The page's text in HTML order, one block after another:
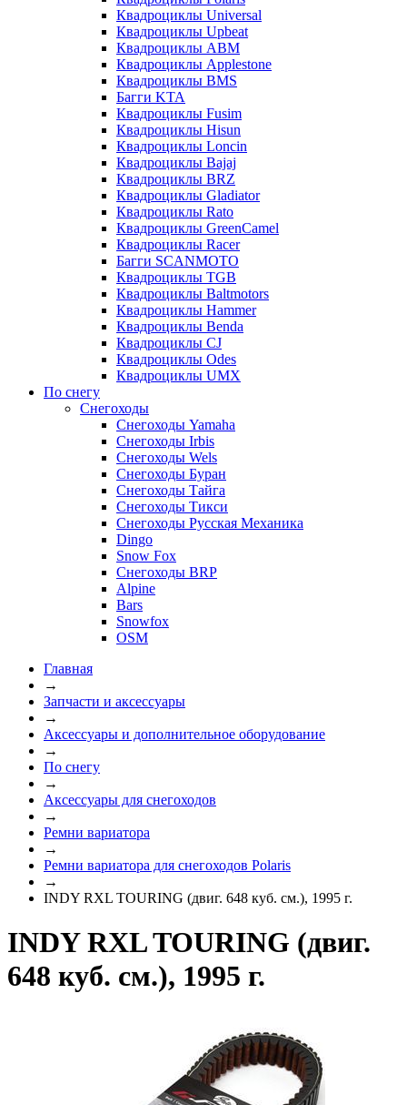
Квадроциклы Universal
Квадроциклы Upbeat
Квадроциклы ABM
Квадроциклы Applestone
Квадроциклы BMS
Багги KTA
Квадроциклы Fusim
Квадроциклы Hisun
Квадроциклы Loncin
Квадроциклы Bajaj
Квадроциклы BRZ
Квадроциклы Gladiator
Квадроциклы Rato
Квадроциклы GreenCamel
Квадроциклы Racer
Багги SCANMOTO
Квадроциклы TGB
Квадроциклы Baltmotors
Квадроциклы Hammer
Квадроциклы Benda
Квадроциклы CJ
Квадроциклы Odes
Квадроциклы UMX
По снегу
Снегоходы
Снегоходы Yamaha
Снегоходы Irbis
Снегоходы Wels
Снегоходы Буран
Снегоходы Тайга
Снегоходы Тикси
Снегоходы Русская Механика
Dingo
Snow Fox
Снегоходы BRP
Alpine
Bars
Snowfox
OSM
Главная
→
Запчасти и аксессуары
→
Аксессуары и дополнительное оборудование
→
По снегу
→
Аксессуары для снегоходов
→
Ремни вариатора
→
Ремни вариатора для снегоходов Polaris
→
INDY RXL TOURING (двиг. 648 куб. см.), 1995 г.
INDY RXL TOURING (двиг.
648 куб. см.), 1995 г.